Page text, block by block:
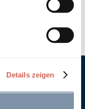
Details zeigen